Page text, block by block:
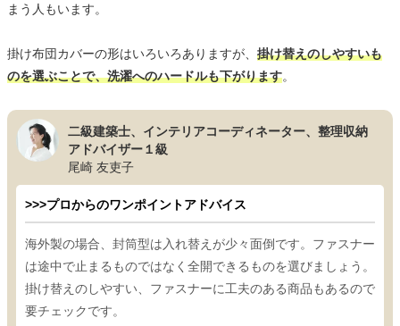
まう人もいます。
掛け布団カバーの形はいろいろありますが、 掛け替えのしやすいも
のを選ぶことで、洗濯へのハードルも下がります。
二級建築士、インテリアコーディネーター、整理収納
アドバイザー１級
尾崎 友吏子
>>>プロからのワンポイントアドバイス
海外製の場合、封筒型は入れ替えが少々面倒です。ファスナー
は途中で止まるものではなく全開できるものを選びましょう。
掛け替えのしやすい、ファスナーに工夫のある商品もあるので
要チェックです。